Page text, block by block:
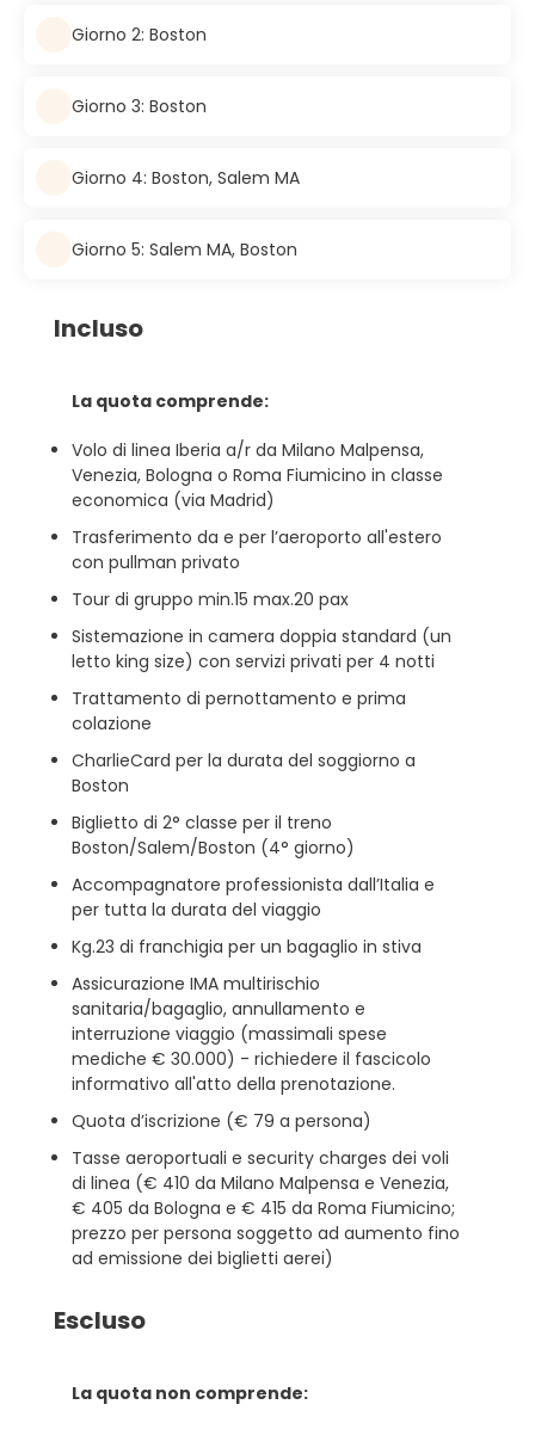
Giorno 2: Boston
Giorno 3: Boston
Giorno 4: Boston, Salem MA
Giorno 5: Salem MA, Boston
Incluso
La quota comprende:
Volo di linea Iberia a/r da Milano Malpensa,
Venezia, Bologna o Roma Fiumicino in classe
economica (via Madrid)
Trasferimento da e per l’aeroporto all'estero
con pullman privato
Tour di gruppo min.15 max.20 pax
Sistemazione in camera doppia standard (un
letto king size) con servizi privati per 4 notti
Trattamento di pernottamento e prima
colazione
CharlieCard per la durata del soggiorno a
Boston
Biglietto di 2° classe per il treno
Boston/Salem/Boston (4° giorno)
Accompagnatore professionista dall’Italia e
per tutta la durata del viaggio
Kg.23 di franchigia per un bagaglio in stiva
Assicurazione IMA multirischio
sanitaria/bagaglio, annullamento e
interruzione viaggio (massimali spese
mediche € 30.000) - richiedere il fascicolo
informativo all'atto della prenotazione.
Quota d’iscrizione (€ 79 a persona)
Tasse aeroportuali e security charges dei voli
di linea (€ 410 da Milano Malpensa e Venezia,
€ 405 da Bologna e € 415 da Roma Fiumicino;
prezzo per persona soggetto ad aumento fino
ad emissione dei biglietti aerei)
Escluso
La quota non comprende: